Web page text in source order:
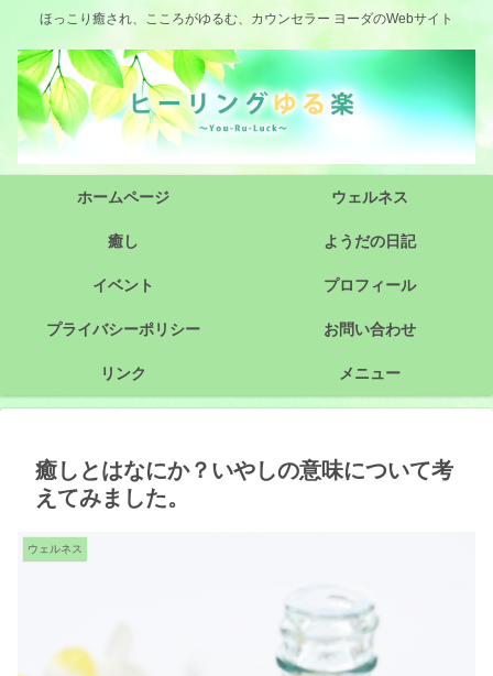
ほっこり癒され、こころがゆるむ、カウンセラー ヨーダのWebサイト
ホームページ ウェルネス
癒し ようだの日記
イベント プロフィール
プライバシーポリシー お問い合わせ
リンク メニュー
癒しとはなにか？いやしの意味について考
えてみました。
ウェルネス